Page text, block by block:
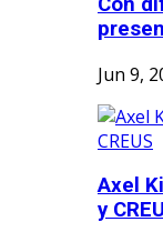
Jun 9,
Axel
y